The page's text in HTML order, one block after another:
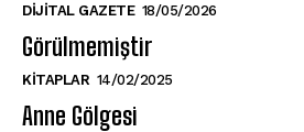
DIJITAL GAZETE 18/05/2026
Görülmemiştir
KITAPLAR 14/02/2025
Anne Gölgesi